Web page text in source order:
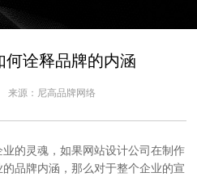
诠释品牌的内涵
：尼高品牌网络
的灵魂，如果网站设计公司在制作
品牌内涵，那么对于整个企业的宣